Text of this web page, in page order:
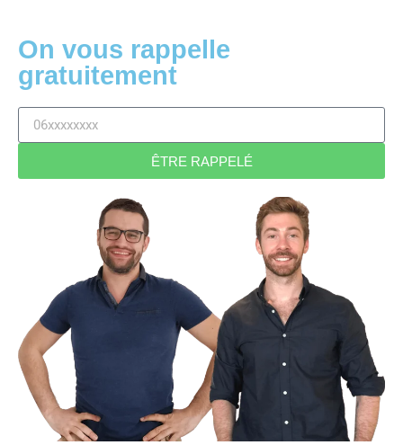
On vous rappelle
gratuitement
ÊTRE RAPPELÉ